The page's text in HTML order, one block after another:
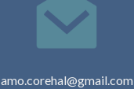
amo.corehal@gmail.com